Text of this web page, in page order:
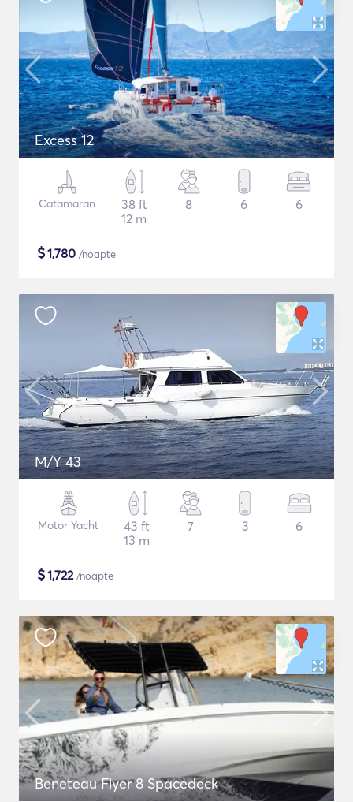
Excess 12
Catamaran
38 ft
12 m
8 6 6
$1,780 /noapte
M/Y 43
Motor Yacht
43 ft
13 m
7 3 6
$1,722/noapte
Beneteau Flyer 8 Spacedeck